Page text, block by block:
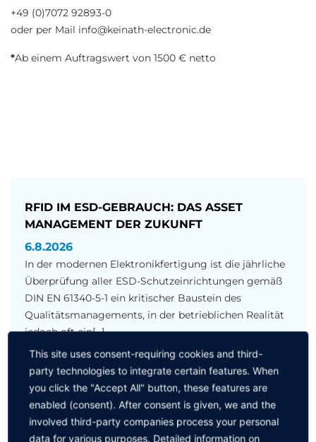
+49 (0)7072 92893-0
oder per Mail info@keinath-electronic.de
*Ab einem Auftragswert von 1500 € netto
RFID IM ESD-GEBRAUCH: DAS ASSET
MANAGEMENT DER ZUKUNFT
6.8.2026
In der modernen Elektronikfertigung ist die jährliche
Überprüfung aller ESD-Schutzeinrichtungen gemäß
DIN EN 61340-5-1 ein kritischer Baustein des
Qualitätsmanagements, in der betrieblichen Realität
jedoch oft ein[...]
MEHR ERFAHREN
This site uses consent-requiring cookies and third-
party technologies to integrate certain features. When
you click the "Accept All" button, these features are
enabled (consent). After consent is given, we and the
involved third-party companies process your personal
data for various purposes. Detailed information on